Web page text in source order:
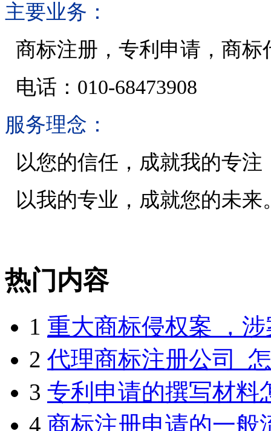
主要业务：
商标注册，专利申请，商标
电话：010-68473908
服务理念：
以您的信任，成就我的专注
以我的专业，成就您的未来
热门内容
1 重大商标侵权案 ，
2 代理商标注册公司_
3 专利申请的撰写材料
4 商标注册申请的一般